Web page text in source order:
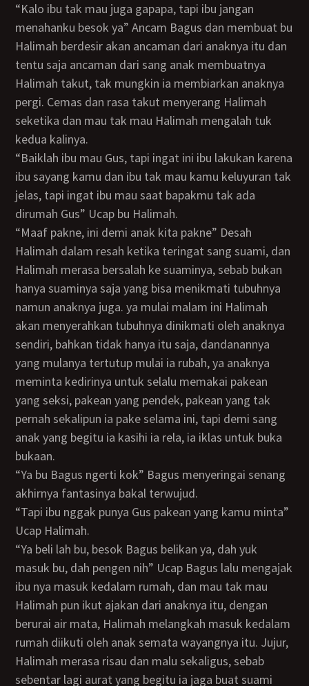
“Kalo ibu tak mau juga gapapa, tapi ibu jangan
menahanku besok ya” Ancam Bagus dan membuat bu
Halimah berdesir akan ancaman dari anaknya itu dan
tentu saja ancaman dari sang anak membuatnya
Halimah takut, tak mungkin ia membiarkan anaknya
pergi. Cemas dan rasa takut menyerang Halimah
seketika dan mau tak mau Halimah mengalah tuk
kedua kalinya.
“Baiklah ibu mau Gus, tapi ingat ini ibu lakukan karena
ibu sayang kamu dan ibu tak mau kamu keluyuran tak
jelas, tapi ingat ibu mau saat bapakmu tak ada
dirumah Gus” Ucap bu Halimah.
“maaf pakne, ini demi anak kita pakne” Desah
Halimah dalam resah ketika teringat sang suami, dan
Halimah merasa bersalah ke suaminya, sebab bukan
hanya suaminya saja yang bisa menikmati tubuhnya
namun anaknya juga. ya mulai malam ini Halimah
akan menyerahkan tubuhnya dinikmati oleh anaknya
sendiri, bahkan tidak hanya itu saja, dandanannya
yang mulanya tertutup mulai ia rubah, ya anaknya
meminta kedirinya untuk selalu memakai pakean
yang seksi, pakean yang pendek, pakean yang tak
pernah sekalipun ia pake selama ini, tapi demi sang
anak yang begitu ia kasihi ia rela, ia iklas untuk buka
bukaan.
“Ya bu Bagus ngerti kok” Bagus menyeringai senang
akhirnya fantasinya bakal terwujud.
“Tapi ibu nggak punya Gus pakean yang kamu minta”
Ucap Halimah.
“Ya beli lah bu, besok Bagus belikan ya, dah yuk
masuk bu, dah pengen nih” Ucap Bagus lalu mengajak
ibu nya masuk kedalam rumah, dan mau tak mau
Halimah pun ikut ajakan dari anaknya itu, dengan
berurai air mata, Halimah melangkah masuk kedalam
rumah diikuti oleh anak semata wayangnya itu. Jujur,
Halimah merasa risau dan malu sekaligus, sebab
sebentar lagi aurat yang begitu ia jaga buat suami